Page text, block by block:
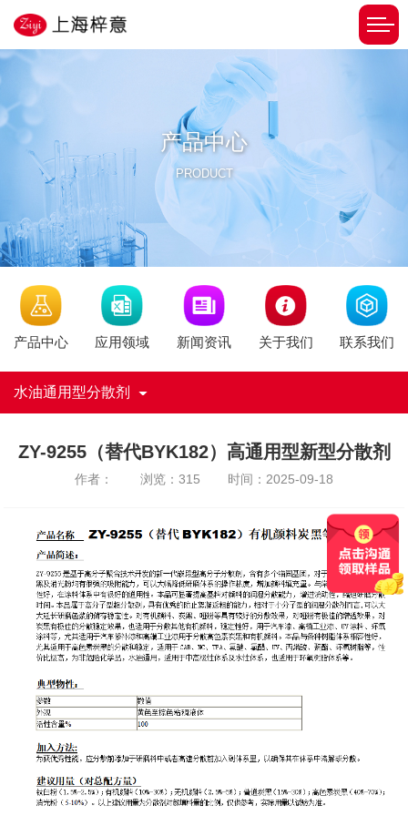
产品中心
PRODUCT
产品中心 应用领域 新闻资讯 关于我们 联系我们
水油通用型分散剂
ZY-9255（替代BYK182）高通用型新型分散剂
作者： 浏览：315 时间：2025-09-18